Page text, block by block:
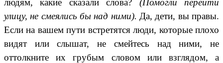
людям, какие сказали слова? (Помогли перейти
улицу, не смеялись бы над ними). Да, дети, вы правы.
Если на вашем пути встретятся люди, которые плохо
видят или слышат, не смейтесь над ними, не
оттолкните их грубым словом или взглядом, а